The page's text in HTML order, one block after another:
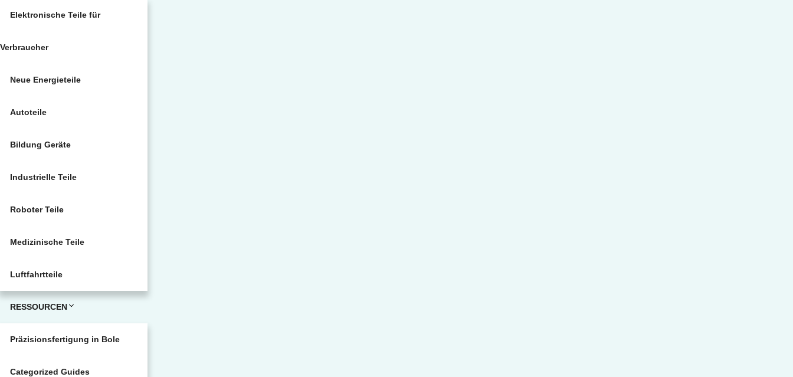
Elektronische Teile für
Verbraucher
Neue Energieteile
Autoteile
Bildung Geräte
Industrielle Teile
Roboter Teile
Medizinische Teile
Luftfahrtteile
RESSOURCEN
Präzisionsfertigung in Bole
Categorized Guides